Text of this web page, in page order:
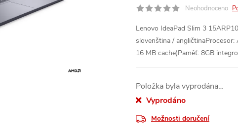
Neohodnoceno
Lenovo IdeaPad Slim 3
slovenština /
16 MB cache)Paměť: 8GB
Položka byla vyprodána…
Vyprodáno
Možnosti doručení